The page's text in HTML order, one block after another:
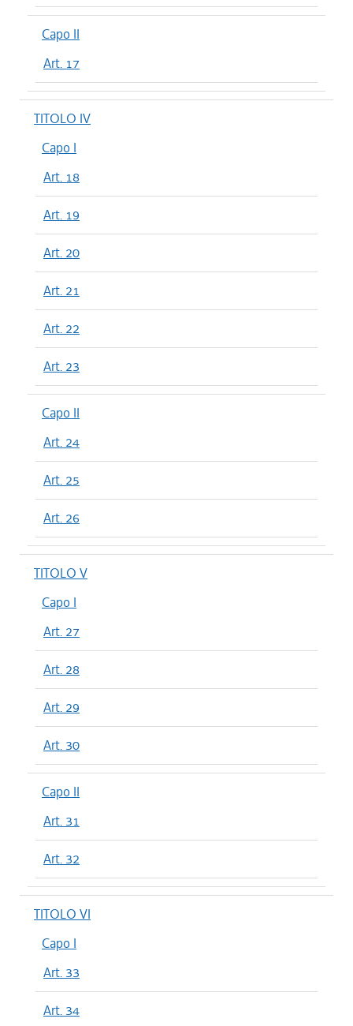
Capo II
Art. 17
TITOLO IV
Capo I
Art. 18
Art. 19
Art. 20
Art. 21
Art. 22
Art. 23
Capo II
Art. 24
Art. 25
Art. 26
TITOLO V
Capo I
Art. 27
Art. 28
Art. 29
Art. 30
Capo II
Art. 31
Art. 32
TITOLO VI
Capo I
Art. 33
Art. 34